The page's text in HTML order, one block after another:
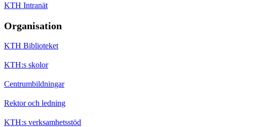
KTH Intranät
Organisation
KTH Biblioteket
KTH:s skolor
Centrumbildningar
Rektor och ledning
KTH:s verksamhetsstöd